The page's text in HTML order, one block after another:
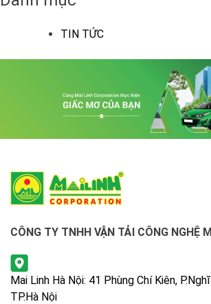
TIN TỨC
CÔNG TY TNHH VẬN TẢI CÔNG NGHỆ
Mai Linh Hà Nội: 41 Phùng Chí Kiên,
TP.Hà Nội